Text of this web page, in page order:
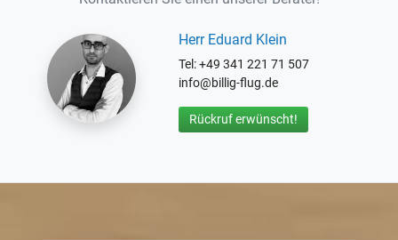
Herr Eduard Klein
Tel: +49 341 221 71 507
info@billig-flug.de
Rückruf erwünscht!